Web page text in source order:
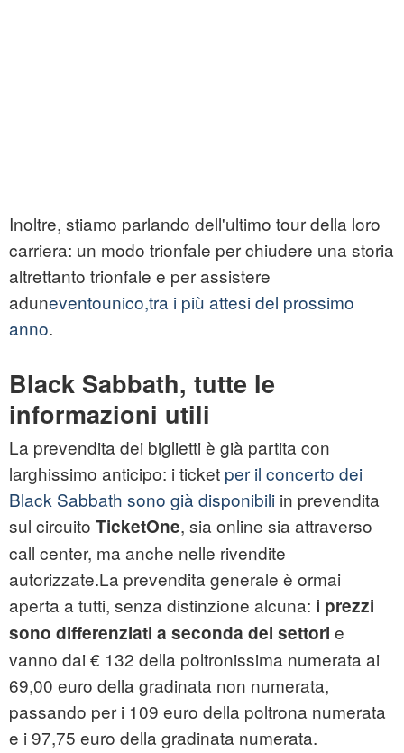
Inoltre, stiamo parlando dell'ultimo tour della loro
carriera: un modo trionfale per chiudere una storia
altrettanto trionfale e per assistere
aduneventounico,tra i più attesi del prossimo
anno.
Black Sabbath, tutte le
informazioni utili
La prevendita dei biglietti è già partita con
larghissimo anticipo: i ticket per il concerto dei
Black Sabbath sono già disponibili in prevendita
sul circuito TicketOne, sia online sia attraverso
call center, ma anche nelle rivendite
autorizzate.La prevendita generale è ormai
aperta a tutti, senza distinzione alcuna: i prezzi
sono differenziati a seconda dei settori e
vanno dai € 132 della poltronissima numerata ai
69,00 euro della gradinata non numerata,
passando per i 109 euro della poltrona numerata
e i 97,75 euro della gradinata numerata.